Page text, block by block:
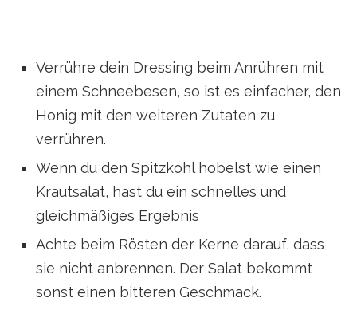
Verrühre dein Dressing beim Anrühren mit
einem Schneebesen, so ist es einfacher, den
Honig mit den weiteren Zutaten zu
verrühren.
Wenn du den Spitzkohl hobelst wie einen
Krautsalat, hast du ein schnelles und
gleichmäßiges Ergebnis
Achte beim Rösten der Kerne darauf, dass
sie nicht anbrennen. Der Salat bekommt
sonst einen bitteren Geschmack.